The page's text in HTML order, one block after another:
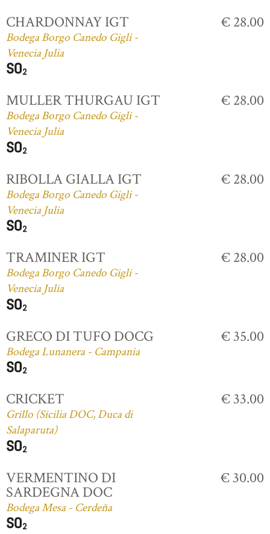
CHARDONNAY IGT
Bodega Borgo Canedo Gigli -
Venecia Julia
€ 28.00
MULLER THURGAU IGT
Bodega Borgo Canedo Gigli -
Venecia Julia
€ 28.00
RIBOLLA GIALLA IGT
Bodega Borgo Canedo Gigli -
Venecia Julia
€ 28.00
TRAMINER IGT
Bodega Borgo Canedo Gigli -
Venecia Julia
€ 28.00
GRECO DI TUFO DOCG
Bodega Lunanera - Campania
€ 35.00
CRICKET
Grillo (Sicilia DOC, Duca di
Salaparuta)
€ 33.00
VERMENTINO DI
SARDEGNA DOC
Bodega Mesa - Cerdeña
€ 30.00